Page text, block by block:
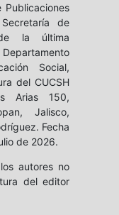
Publicaciones
de
de la última
Social,
del CUCSH
Arias 150,
Jalisco,
Fecha
de 2026.
autores no
del editor